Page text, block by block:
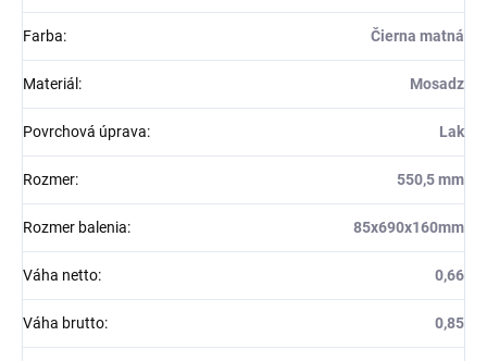
Farba: Čierna matná
Materiál : Mosadz
Povrchová úprava: Lak
Rozmer: 550,5 mm
Rozmer balenia: 85x690x160mm
Váha netto: 0,66
Váha brutto: 0,85